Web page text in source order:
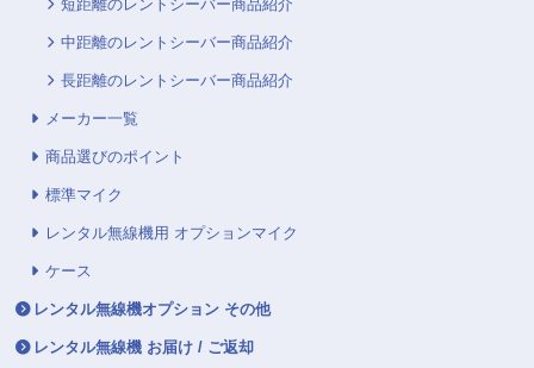
短距離のレントシーバー商品紹介
中距離のレントシーバー商品紹介
長距離のレントシーバー商品紹介
メーカー一覧
商品選びのポイント
標準マイク
レンタル無線機用 オプションマイク
ケース
レンタル無線機オプション その他
レンタル無線機 お届け / ご返却